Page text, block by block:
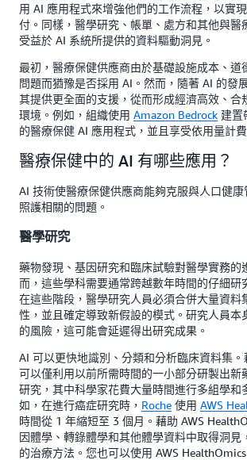
用 AI 應用程式來增強他們的工作流程，以實
付。同樣，醫學研究、帳單、處方和其他與醫
受益於 AI 系統所提供的資料驅動洞見。
最初，醫療保健供應商由於基礎設施成本、道
問題而猶豫是否採用 AI。然而，隨著 AI 的發
其提供更全面的支援，從而形成經濟高效、合
環境。例如，組織使用 Amazon Bedrock 建置
的醫療保健 AI 應用程式，並且享受依用量計費
醫療保健中的 AI 有哪些應用？
AI 技術使醫療保健供應商能夠克服與人口健
照護相關的問題。
醫學研究
藥物發現、基因研究和臨床試驗對醫學實務的
而，這些學科需要通常跨越數年時間的仔細研
在這些階段，醫學研究人員必須合併大量資料
性，並且確定導致新假設的模式。研究人員本
的風險，這可能會延遲得出研究成果。
AI 可以更快地識別、分類和分析臨床資料集。
可以僅利用以前所需時間的一小部分研製出新
研究，其中科學家花費大量時間進行多組學和
如，在進行癌症研究時， Roche 使用 AWS
時間從 1 年縮短至 3 個月。藉助 AWS
因體學、轉錄體學和其他體學資料中取得洞見
的治療方法。您也可以使用 AWS